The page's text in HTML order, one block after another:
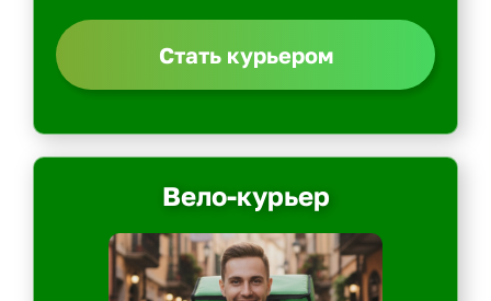
Стать курьером
Вело-курьер